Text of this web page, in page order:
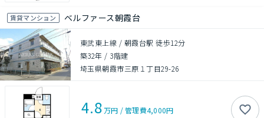
賃貸マンション ベルファース朝霞台
東武東上線 / 朝霞台駅 徒歩12分
築32年 / 3階建
埼玉県朝霞市三原１丁目29-26
4.8万円 /管理費4,000円